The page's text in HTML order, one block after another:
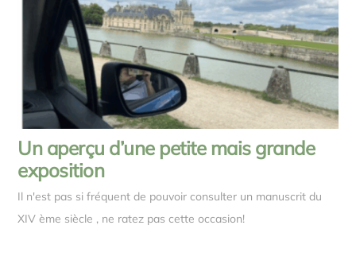
Un aperçu d’une petite mais grande
exposition
Il n'est pas si fréquent de pouvoir consulter un manuscrit du
XIV ème siècle , ne ratez pas cette occasion!